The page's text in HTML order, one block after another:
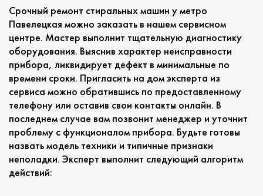
Срочный ремонт стиральных машин у метро
Павелецкая можно заказать в нашем сервисном
центре. Мастер выполнит тщательную диагностику
оборудования. Выяснив характер неисправности
прибора, ликвидирует дефект в минимальные по
времени сроки. Пригласить на дом эксперта из
сервиса можно обратившись по предоставленному
телефону или оставив свои контакты онлайн. В
последнем случае вам позвонит менеджер и уточнит
проблему с функционалом прибора. Будьте готовы
назвать модель техники и типичные признаки
неполадки. Эксперт выполнит следующий алгоритм
действий: